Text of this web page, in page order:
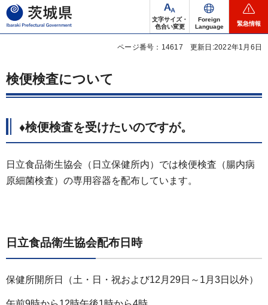
茨城県
文字サイズ・
色合い変更
Foreign
Language
緊急情報
ページ番号：14617 更新日:2022年1月6日
検便検査について
♦検便検査を受けたいのですが。
日立食品衛生協会（日立保健所内）では検便検査（腸内病
原細菌検査）の専用容器を配布しています。
日立食品衛生協会配布日時
保健所開所日（土・日・祝および12月29日～1月3日以外）